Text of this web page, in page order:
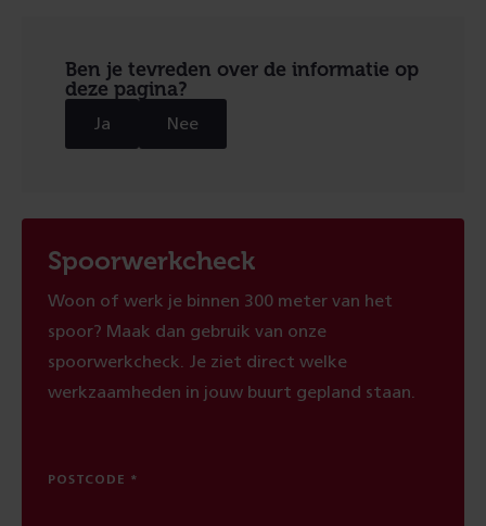
Ben je tevreden over de informatie op
deze pagina?
Ja Nee
Spoorwerkcheck
Woon of werk je binnen 300 meter van het
spoor? Maak dan gebruik van onze
spoorwerkcheck. Je ziet direct welke
werkzaamheden in jouw buurt gepland staan.
POSTCODE